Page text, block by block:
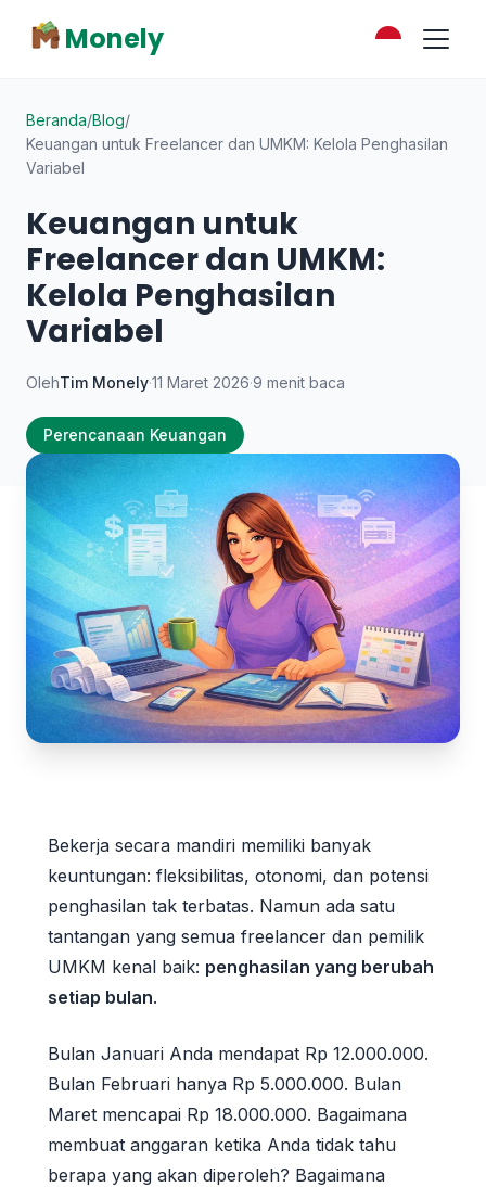
Monely
Beranda/Blog/
Keuangan untuk Freelancer dan UMKM: Kelola Penghasilan
Variabel
Keuangan untuk
Freelancer dan UMKM:
Kelola Penghasilan
Variabel
OlehTim Monely·11 Maret 2026·9 menit baca
Perencanaan Keuangan
Bekerja secara mandiri memiliki banyak
keuntungan: fleksibilitas, otonomi, dan potensi
penghasilan tak terbatas. Namun ada satu
tantangan yang semua freelancer dan pemilik
UMKM kenal baik: penghasilan yang berubah
setiap bulan.
Bulan Januari Anda mendapat Rp 12.000.000.
Bulan Februari hanya Rp 5.000.000. Bulan
Maret mencapai Rp 18.000.000. Bagaimana
membuat anggaran ketika Anda tidak tahu
berapa yang akan diperoleh? Bagaimana